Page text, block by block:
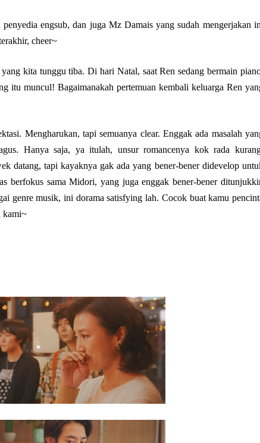
engsub, dan juga Mz Damais yang sudah mengerjakan
cheer~
kita tunggu tiba. Di hari Natal, saat Ren sedang bermain
itu muncul! Bagaimanakah pertemuan kembali keluarga Ren
Mengharukan, tapi semuanya clear. Enggak ada masalah
Hanya saja, ya itulah, unsur romancenya kok rada
datang, tapi kayaknya gak ada yang bener-bener didevelop
berfokus sama Midori, yang juga enggak bener-bener
genre musik, ini dorama satisfying lah. Cocok buat kamu
kami~